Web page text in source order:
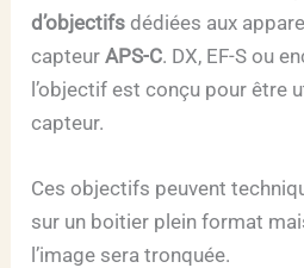
d’objectifs dédiées aux
capteurAPS-C. DX, EF-S ou
l’objectif est conçu pour être
capteur.
Ces objectifs peuvent
sur un boitier plein format
l’image sera tronquée.